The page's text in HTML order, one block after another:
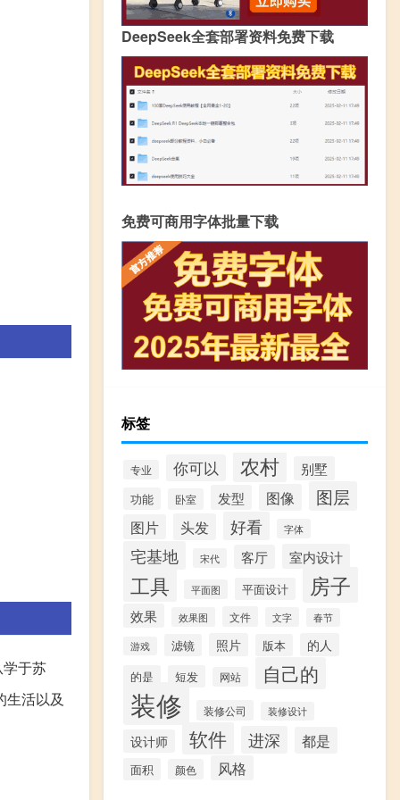
于苏
生活以及
DeepSeek全套部署资料免费下载
免费可商用字体批量下载
标签
专业 你可以 农村 别墅
功能 卧室 发型 图像 图层
图片 头发 好看 字体
宅基地 宋代 客厅 室内设计
工具 平面图 平面设计 房子
效果 效果图 文件 文字 春节
游戏 滤镜 照片 版本 的人
的是 短发 网站 自己的
装修 装修公司 装修设计
设计师 软件 进深 都是
面积 颜色 风格